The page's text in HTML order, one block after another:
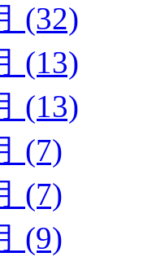
(32)
(13)
(13)
(7)
(7)
(9)